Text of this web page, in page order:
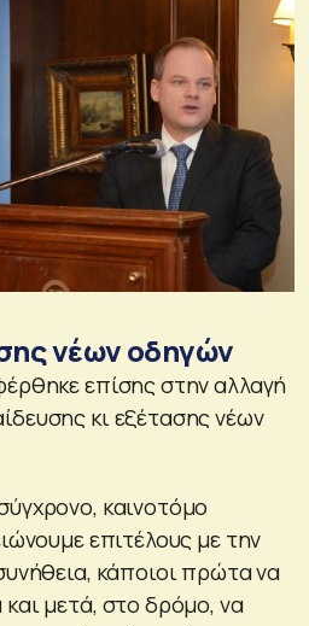
νέων οδηγών
επίσης στην αλλαγή
κι εξέτασης νέων
καινοτόμο
επιτέλους με την
κάποιοι πρώτα να
μετά, στο δρόμο, να